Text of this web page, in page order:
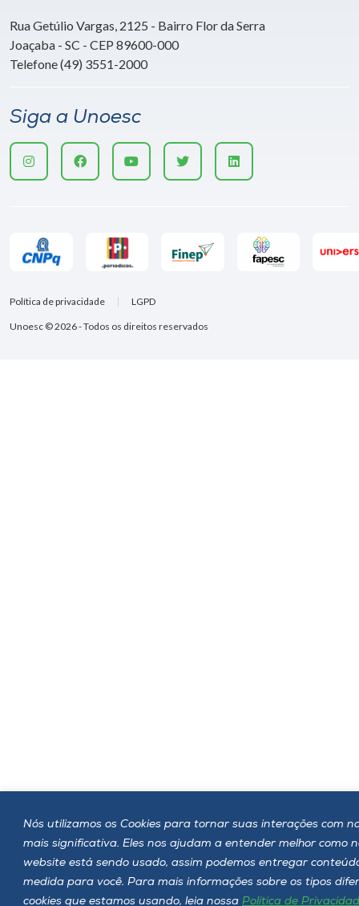
Nós utilizamos os Cookies para tornar suas interações com
mais significativa. Eles nos ajudam a entender melhor como
website está sendo usado, assim podemos entregar
medida para você. Para mais informações sobre os tipos
cookies que estamos usando, leia nossa Política de
Rua Getúlio Vargas, 2125 - Bairro Flor da Serra
Joaçaba - SC - CEP 89600-000
Telefone (49) 3551-2000
Siga a Unoesc
Unoesc © 2026 - Todos os direitos reservados
Política de privacidade LGPD